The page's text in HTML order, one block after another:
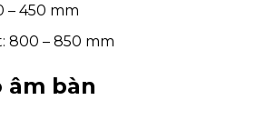
– 450 mm
800 – 850 mm
âm bàn